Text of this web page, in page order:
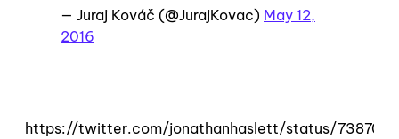
— Juraj Kováč (@JurajKovac) May 12,
2016
https://twitter.com/jonathanhaslett/status/